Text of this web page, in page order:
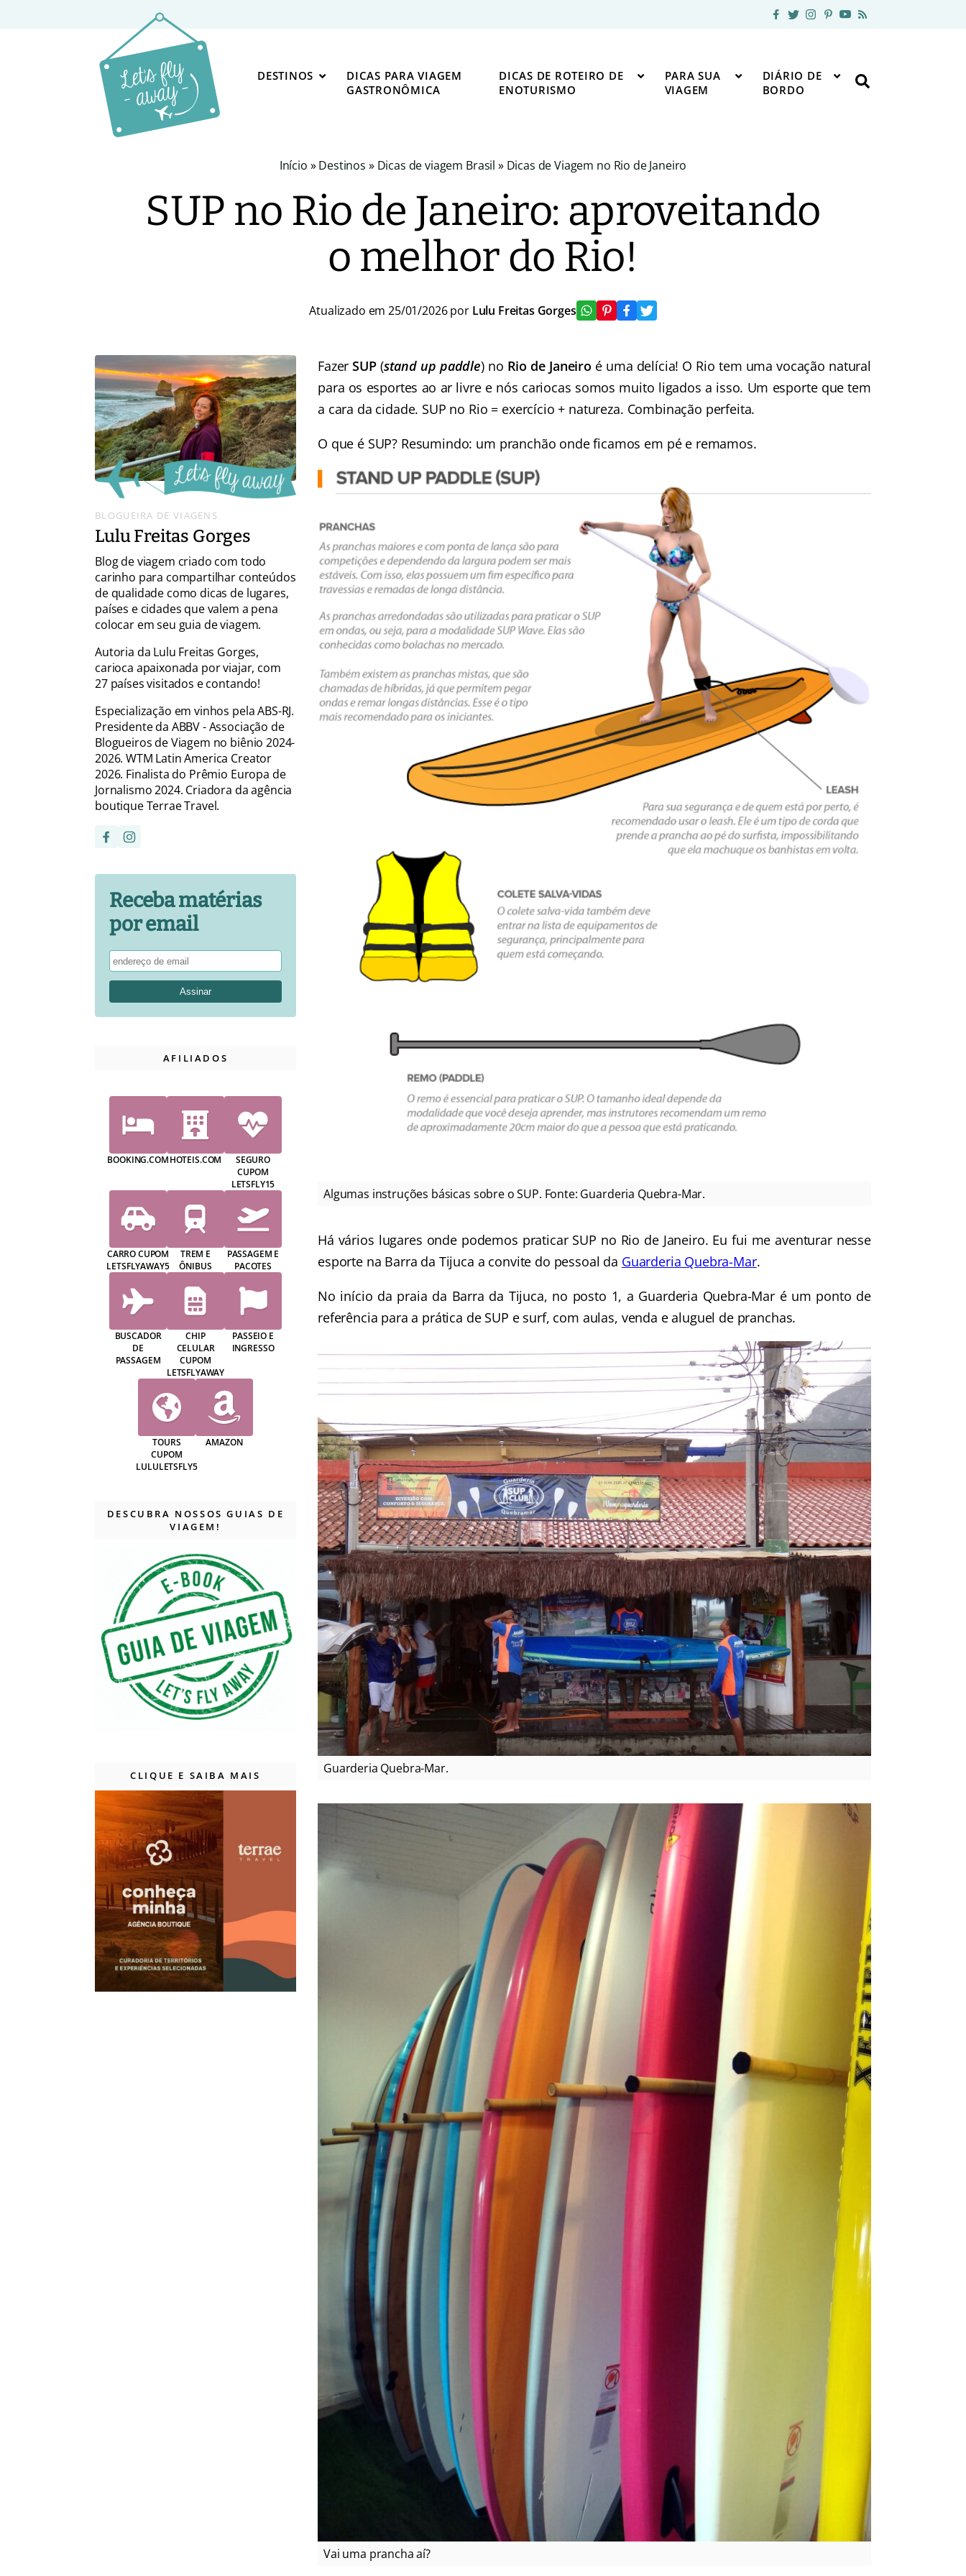
DESTINOS
DICAS PARA VIAGEM
GASTRONÔMICA
DICAS DE ROTEIRO DE
ENOTURISMO
PARA SUA
VIAGEM
DIÁRIO DE
BORDO
Início »Destinos » Dicas de viagem Brasil » Dicas de Viagem no Rio de Janeiro
SUP no Rio de Janeiro: aproveitando
o melhor do Rio!
Atualizado em 25/01/2026 por Lulu Freitas Gorges
FazerSUP(stand up paddle) no Rio de Janeiro é uma delícia! O Rio tem uma vocação natural
para os esportes ao ar livre e nós cariocas somos muito ligados a isso. Um esporte que tem
a cara da cidade. SUP no Rio = exercício + natureza. Combinação perfeita.
O que é SUP? Resumindo: um pranchão onde ficamos em pé e remamos.
Algumas instruções básicas sobre o SUP. Fonte: Guarderia Quebra-Mar.
Há vários lugares onde podemos praticar SUP no Rio de Janeiro. Eu fui me aventurar nesse
esporte na Barra da Tijuca a convite do pessoal da Guarderia Quebra-Mar.
No início da praia da Barra da Tijuca, no posto 1, a Guarderia Quebra-Mar é um ponto de
referência para a prática de SUP e surf, com aulas, venda e aluguel de pranchas.
Guarderia Quebra-Mar.
Vai uma prancha aí?
BLOGUEIRA DE VIAGENS
Lulu Freitas Gorges
Blog de viagem criado com todo
carinho para compartilhar conteúdos
de qualidade como dicas de lugares,
países e cidades que valem a pena
colocar em seu guia de viagem.
Autoria da Lulu Freitas Gorges,
carioca apaixonada por viajar, com
27 países visitados e contando!
Especialização em vinhos pela ABS-RJ.
Presidente da ABBV - Associação de
Blogueiros de Viagem no biênio 2024-
2026. WTM Latin America Creator
2026. Finalista do Prêmio Europa de
Jornalismo 2024. Criadora da agência
boutique Terrae Travel.
Receba matérias
por email
AFILIADOS
BOOKING.COMHOTEIS.COM
SEGURO
CUPOM
LETSFLY15
CARRO CUPOM
LETSFLYAWAY5
TREM E
ÔNIBUS
PASSAGEM E
PACOTES
BUSCADOR
DE
PASSAGEM
CHIP
CELULAR
CUPOM
LETSFLYAWAY
PASSEIO E
INGRESSO
TOURS
CUPOM
LULULETSFLY5
AMAZON
DESCUBRA NOSSOS GUIAS DE
VIAGEM!
CLIQUE E SAIBA MAIS